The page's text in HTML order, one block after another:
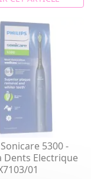
5300 -
Dents Electrique
01